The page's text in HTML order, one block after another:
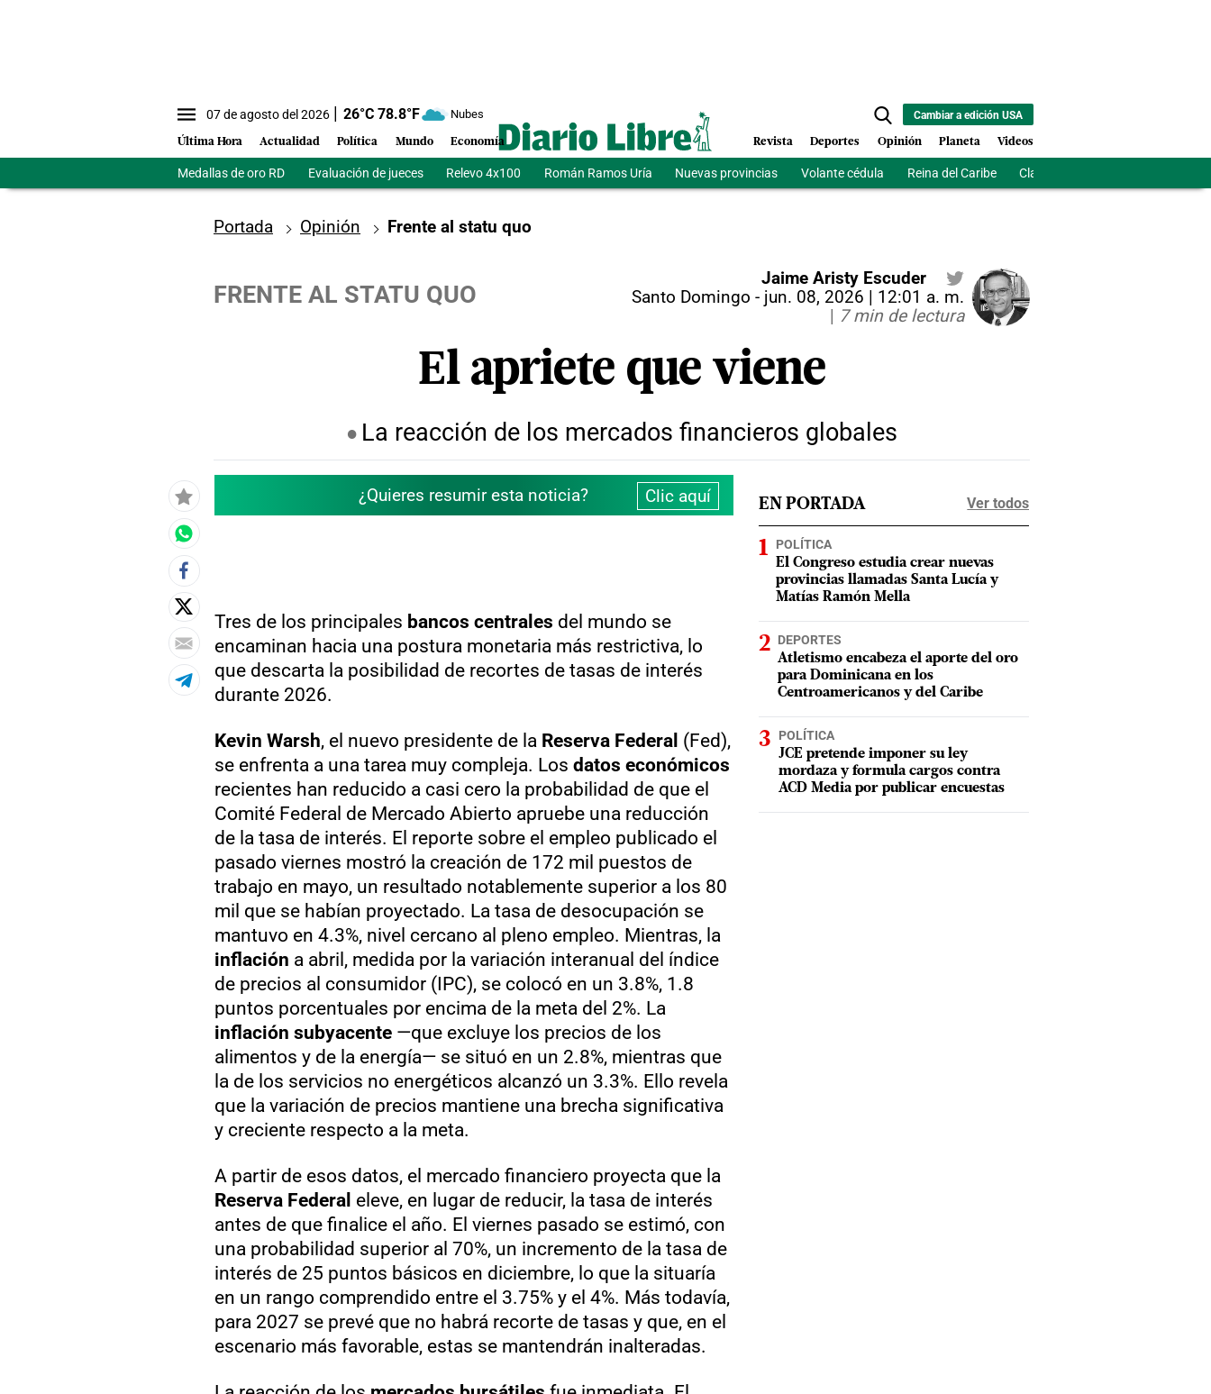
07 de agosto del 2026 26°C 78.8°F Nubes
Última Hora Actualidad Política Mundo Economía
Cambiar a edición USA
Revista Deportes Opinión Planeta Videos
Medallas de oro RD Evaluación de jueces Relevo 4x100 Román Ramos Uría Nuevas provincias Volante cédula Reina del Caribe Clausura Juegos
Portada Opinión Frente al statu quo
FRENTE AL STATU QUO
Jaime Aristy Escuder
Santo Domingo - jun. 08, 2026 | 12:01 a. m.
| 7 min de lectura
El apriete que viene
La reacción de los mercados financieros globales
¿Quieres resumir esta noticia? Clic aquí
Tres de los principales bancos centrales del mundo se
encaminan hacia una postura monetaria más restrictiva, lo
que descarta la posibilidad de recortes de tasas de interés
durante 2026.
Kevin Warsh, el nuevo presidente de la Reserva Federal (Fed),
se enfrenta a una tarea muy compleja. Los datos económicos
recientes han reducido a casi cero la probabilidad de que el
Comité Federal de Mercado Abierto apruebe una reducción
de la tasa de interés. El reporte sobre el empleo publicado el
pasado viernes mostró la creación de 172 mil puestos de
trabajo en mayo, un resultado notablemente superior a los 80
mil que se habían proyectado. La tasa de desocupación se
mantuvo en 4.3%, nivel cercano al pleno empleo. Mientras, la
inflación a abril, medida por la variación interanual del índice
de precios al consumidor (IPC), se colocó en un 3.8%, 1.8
puntos porcentuales por encima de la meta del 2%. La
inflación subyacente—que excluye los precios de los
alimentos y de la energía— se situó en un 2.8%, mientras que
la de los servicios no energéticos alcanzó un 3.3%. Ello revela
que la variación de precios mantiene una brecha significativa
y creciente respecto a la meta.
A partir de esos datos, el mercado financiero proyecta que la
Reserva Federal eleve, en lugar de reducir, la tasa de interés
antes de que finalice el año. El viernes pasado se estimó, con
una probabilidad superior al 70%, un incremento de la tasa de
interés de 25 puntos básicos en diciembre, lo que la situaría
en un rango comprendido entre el 3.75% y el 4%. Más todavía,
para 2027 se prevé que no habrá recorte de tasas y que, en el
escenario más favorable, estas se mantendrán inalteradas.
EN PORTADA Ver todos
POLÍTICA
El Congreso estudia crear nuevas
provincias llamadas Santa Lucía y
Matías Ramón Mella
DEPORTES
Atletismo encabeza el aporte del oro
para Dominicana en los
Centroamericanos y del Caribe
POLÍTICA
JCE pretende imponer su ley
mordaza y formula cargos contra
ACD Media por publicar encuestas